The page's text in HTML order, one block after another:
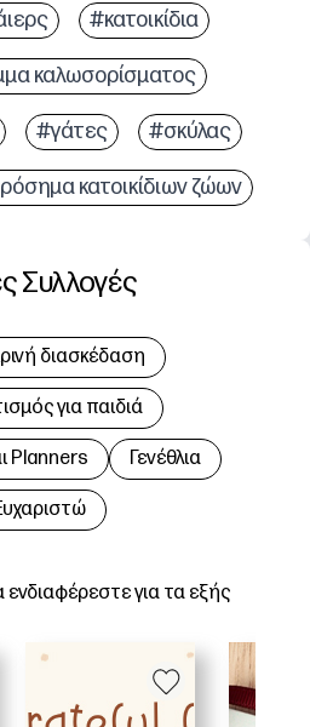
#κατοικίδια
καλωσορίσματος
#γάτες #σκύλας
κατοικίδιων ζώων
για τα εξής
Συλλογές
διασκέδαση
για παιδιά
Planners Γενέθλια